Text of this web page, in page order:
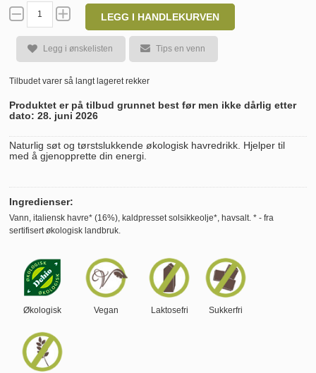
LEGG I HANDLEKURVEN
Legg i ønskelisten Tips en venn
Tilbudet varer så langt lageret rekker
Produktet er på tilbud grunnet best før men ikke dårlig etter
dato: 28. juni 2026
Naturlig søt og tørstslukkende økologisk havredrikk. Hjelper til
med å gjenopprette din energi.
Ingredienser:
Vann, italiensk havre* (16%), kaldpresset solsikkeolje*, havsalt. * - fra
sertifisert økologisk landbruk.
Økologisk Vegan Laktosefri Sukkerfri